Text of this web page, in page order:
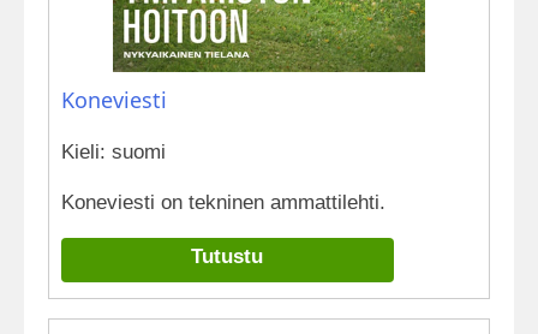
Koneviesti
Kieli: suomi
Koneviesti on tekninen ammattilehti.
Tutustu